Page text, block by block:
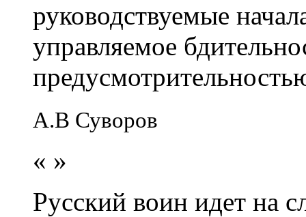
руководствуемые
управляемое
А.В Суворов
« »
Русский воин идет на